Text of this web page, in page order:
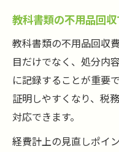
教科書類の不用品回
教科書類の不用品回収
目だけでなく、処分内
に記録することが重要
証明しやすくなり、税
対応できます。
経費計上の見直しポイ